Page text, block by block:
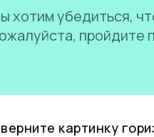
хотим убедиться,
пройдите
картинку